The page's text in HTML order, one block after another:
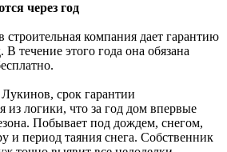
через год
строительная компания дает гарантию
В течение этого года она обязана
срок гарантии
из логики, что за год дом впервые
Побывает под дождем, снегом,
и период таяния снега. Собственник